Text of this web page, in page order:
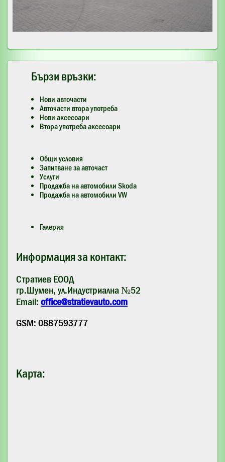
Бързи връзки:
Нови авточасти
Авточасти втора употреба
Нови аксесоари
Втора употреба аксесоари
Общи условия
Запитване за авточаст
Услуги
Продажба на автомобили Skoda
Продажба на автомобили VW
Галерия
Информация за контакт:
Стратиев ЕООД
гр.Шумен, ул.Индустриална №52
Email: office@stratievauto.com
GSM: 0887593777
Карта: